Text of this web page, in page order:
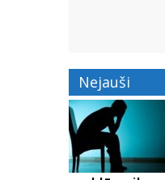
Nejauši